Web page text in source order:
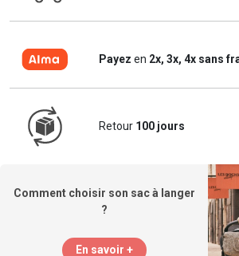
Payez en 2x, 3x, 4x sans
Retour 100 jours
Comment choisir son sac à langer
?
En savoir +